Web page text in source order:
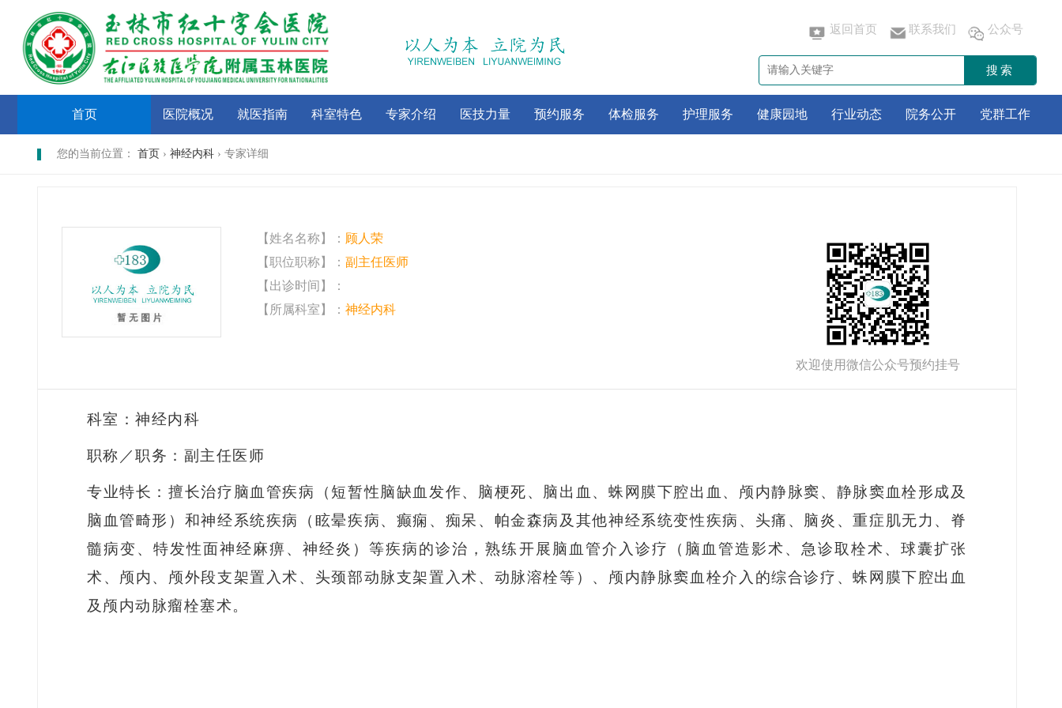
返回首页 联系我们 公众号
搜索
首页 医院概况 就医指南 科室特色 专家介绍 医技力量 预约服务 体检服务 护理服务 健康园地 行业动态 院务公开 党群工作
您的当前位置： 首页 › 神经内科 › 专家详细
【姓名名称】： 顾人荣
【职位职称】： 副主任医师
【出诊时间】：
【所属科室】： 神经内科
欢迎使用微信公众号预约挂号
科室：神经内科
职称／职务：副主任医师
专业特长：擅长治疗脑血管疾病（短暂性脑缺血发作、脑梗死、脑出血、蛛网膜下腔出血、颅内静脉窦、静脉窦血栓形成及
脑血管畸形）和神经系统疾病（眩晕疾病、癫痫、痴呆、帕金森病及其他神经系统变性疾病、头痛、脑炎、重症肌无力、脊
髓病变、特发性面神经麻痹、神经炎）等疾病的诊治，熟练开展脑血管介入诊疗（脑血管造影术、急诊取栓术、球囊扩张
术、颅内、颅外段支架置入术、头颈部动脉支架置入术、动脉溶栓等）、颅内静脉窦血栓介入的综合诊疗、蛛网膜下腔出血
及颅内动脉瘤栓塞术。